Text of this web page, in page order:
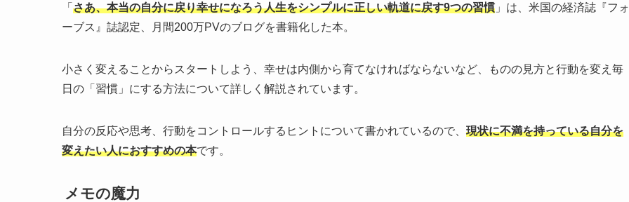
「 さあ、本当の自分に戻り幸せになろう人生をシンプルに正しい軌道に戻す9つの習慣 」は、米国の経済誌『フォ
ーブス』誌認定、月間200万PVのブログを書籍化した本。
小さく変えることからスタートしよう、幸せは内側から育てなければならないなど、ものの見方と行動を変え毎
日の「習慣」にする方法について詳しく解説されています。
自分の反応や思考、行動をコントロールするヒントについて書かれているので、 現状に不満を持っている自分を
変えたい人におすすめの本です。
メモの魔力